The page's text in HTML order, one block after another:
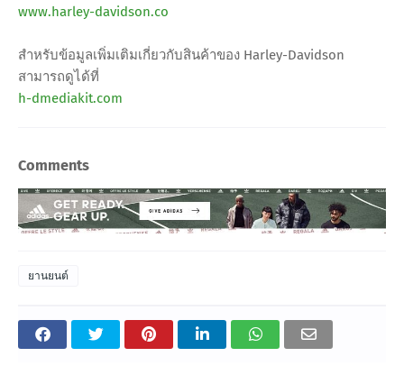
www.harley-davidson.co
สำหรับข้อมูลเพิ่มเติมเกี่ยวกับสินค้าของ Harley-Davidson
สามารถดูได้ที่
h-dmediakit.com
Comments
ยานยนต์